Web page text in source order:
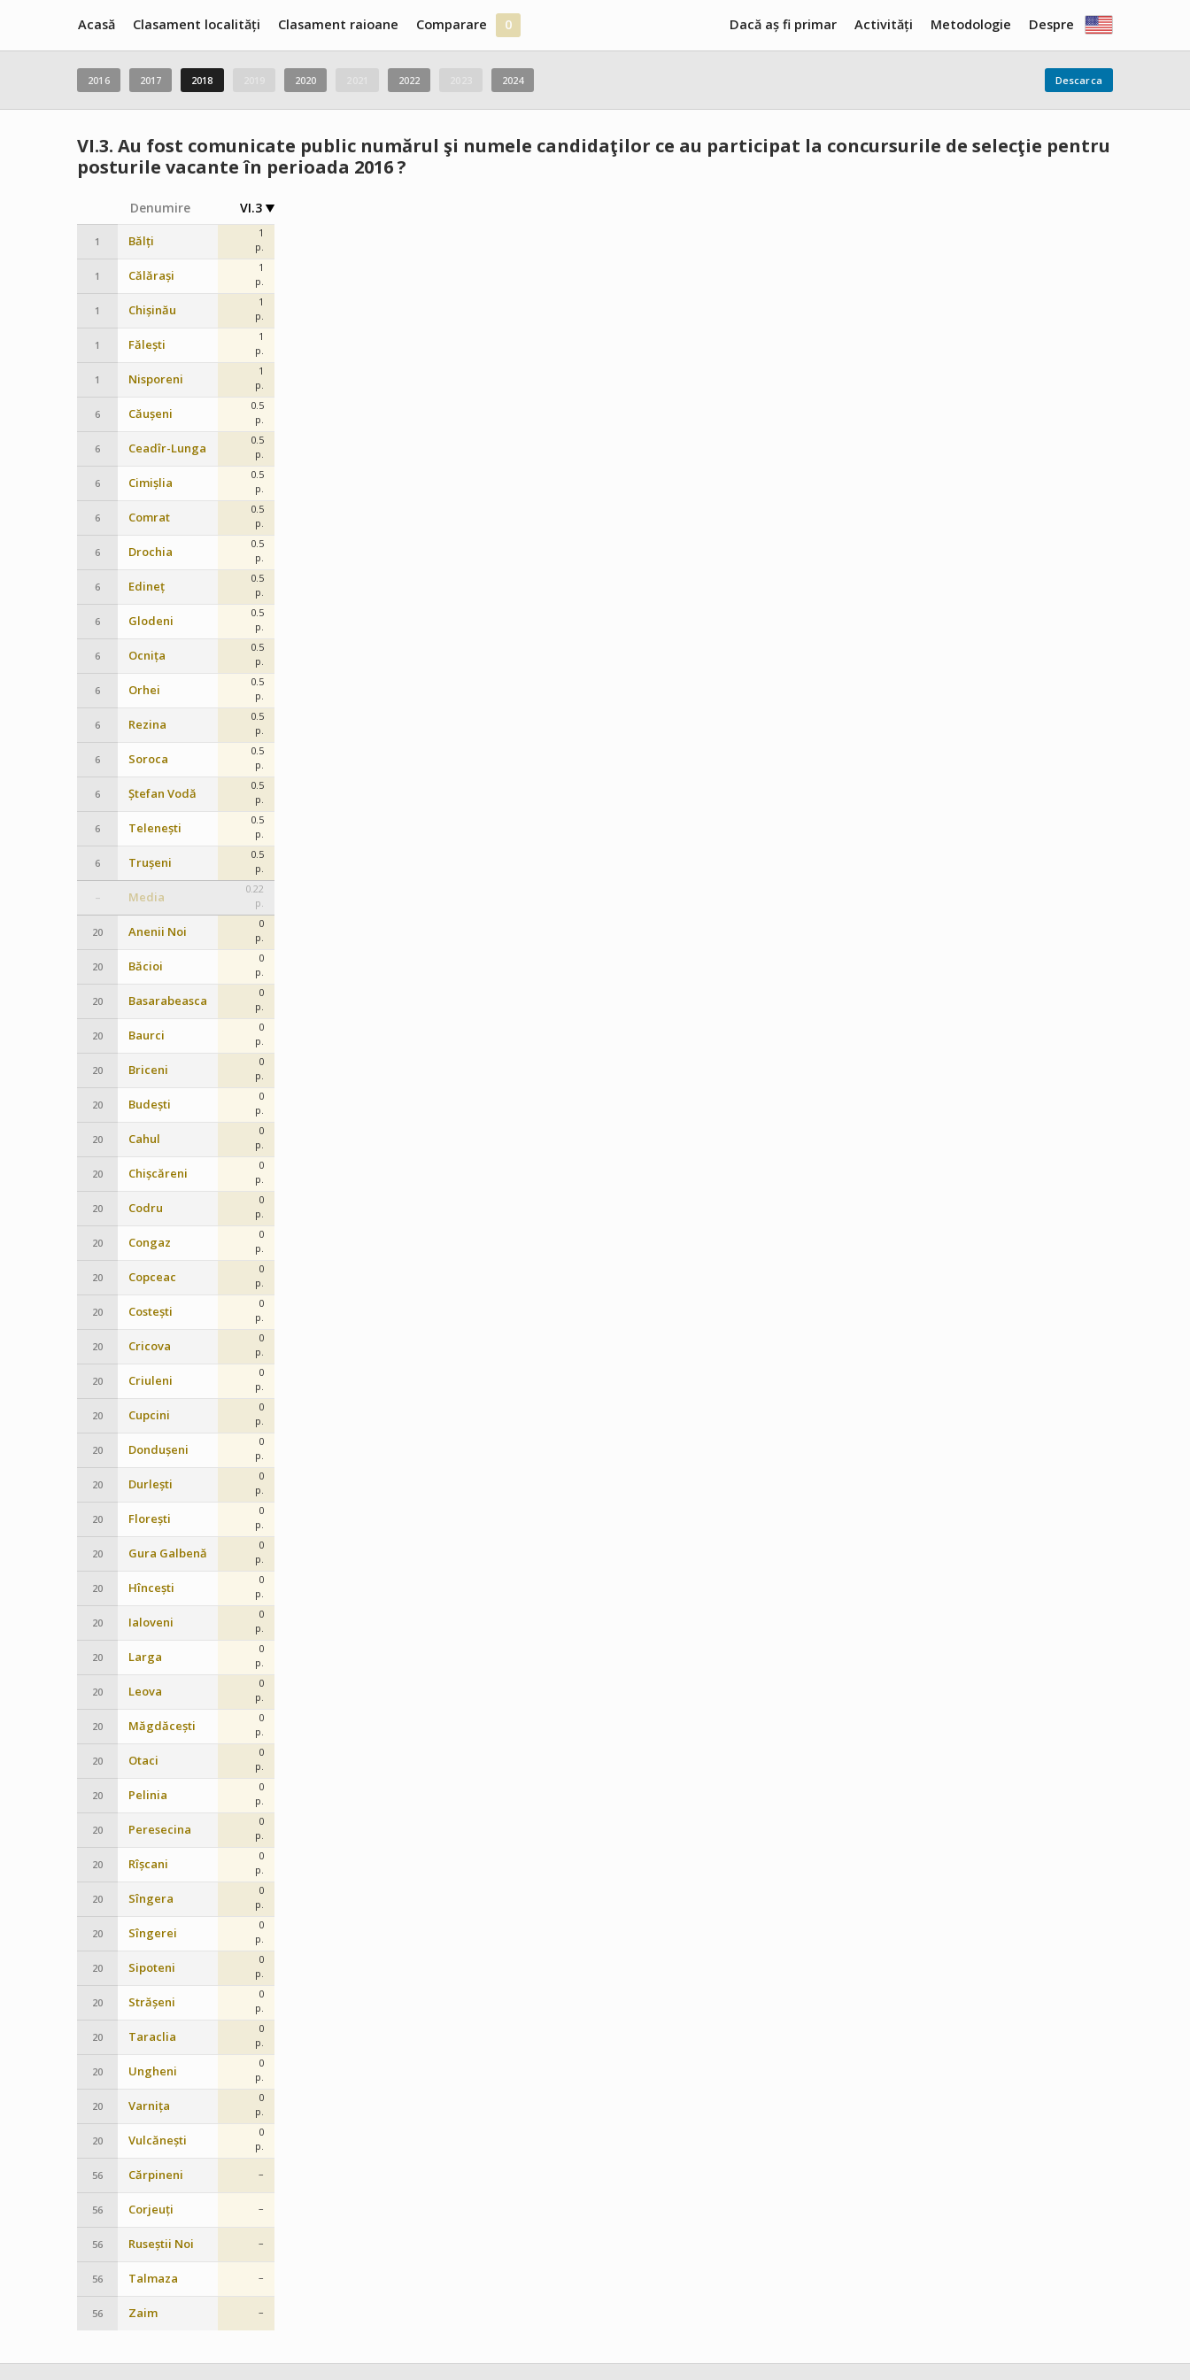
Acasă Despre
Clasament localități Metodologie
Clasament raioane Activități
Comparare 0 Dacă aș fi primar
2016 2017 2018 2020 2022 2024 Descarca
VI.3.Au fost comunicate public numărul şi numele candidaţilor ce au participat la concursurile de selecţie pentru
posturile vacante în perioada 2016 ?
Denumire VI.3
1 Bălți
1
p.
1 Călărași
1
p.
1 Chișinău
1
p.
1 Fălești
1
p.
1 Nisporeni
1
p.
6 Căușeni
0.5
p.
6 Ceadîr-Lunga
0.5
p.
6 Cimișlia
0.5
p.
6 Comrat
0.5
p.
6 Drochia
0.5
p.
6 Edineț
0.5
p.
6 Glodeni
0.5
p.
6 Ocnița
0.5
p.
6 Orhei
0.5
p.
6 Rezina
0.5
p.
6 Soroca
0.5
p.
6 Ștefan Vodă
0.5
p.
6 Telenești
0.5
p.
6 Trușeni
0.5
p.
– Media
0.22
p.
20 Anenii Noi
0
p.
20 Băcioi
0
p.
20 Basarabeasca
0
p.
20 Baurci
0
p.
20 Briceni
0
p.
20 Budești
0
p.
20 Cahul
0
p.
20 Chișcăreni
0
p.
20 Codru
0
p.
20 Congaz
0
p.
20 Copceac
0
p.
20 Costești
0
p.
20 Cricova
0
p.
20 Criuleni
0
p.
20 Cupcini
0
p.
20 Dondușeni
0
p.
20 Durlești
0
p.
20 Florești
0
p.
20 Gura Galbenă
0
p.
20 Hîncești
0
p.
20 Ialoveni
0
p.
20 Larga
0
p.
20 Leova
0
p.
20 Măgdăcești
0
p.
20 Otaci
0
p.
20 Pelinia
0
p.
20 Peresecina
0
p.
20 Rîșcani
0
p.
20 Sîngera
0
p.
20 Sîngerei
0
p.
20 Sipoteni
0
p.
20 Strășeni
0
p.
20 Taraclia
0
p.
20 Ungheni
0
p.
20 Varnița
0
p.
20 Vulcănești
0
p.
56 Cărpineni –
56 Corjeuți –
56 Ruseștii Noi –
56 Talmaza –
56 Zaim –